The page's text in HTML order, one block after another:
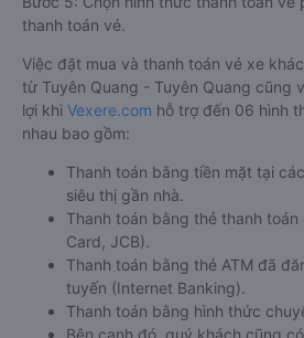
thanh toán vé.
Việc đặt mua và thanh toán vé xe
từ Tuyên Quang - Tuyên Quang cũng
lợi khi Vexere.com hỗ trợ đến 06 hình
nhau bao gồm:
Thanh toán bằng tiền mặt tại
siêu thị gần nhà.
Thanh toán bằng thẻ thanh
Card, JCB).
Thanh toán bằng thẻ ATM đã
tuyến (Internet Banking).
Thanh toán bằng hình thức